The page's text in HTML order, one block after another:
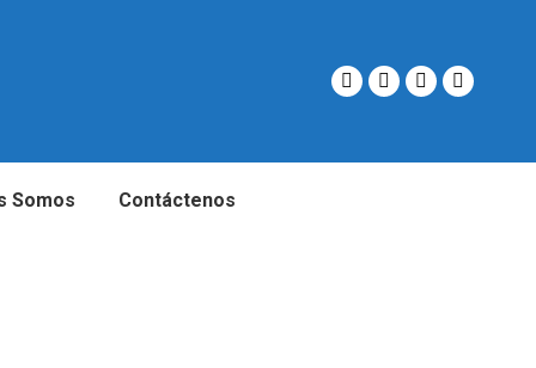
Somos Contáctenos